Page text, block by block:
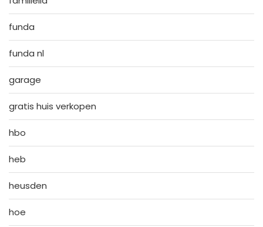
funda
funda nl
garage
gratis huis verkopen
hbo
heb
heusden
hoe